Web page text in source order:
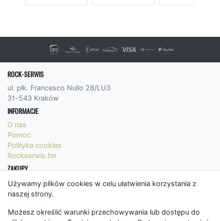
Używamy plików cookies w celu ułatwienia korzystania z
naszej strony.
Możesz określić warunki przechowywania lub dostępu do
ROCK-SERWIS
ul. płk. Francesco Nullo 28/LU3
31-543 Kraków
INFORMACJE
O nas
Pomoc
Polityka cookies
Rockserwis.fm
ZAKUPY
Formy płatności
Koszty wysyłki
Regulamin